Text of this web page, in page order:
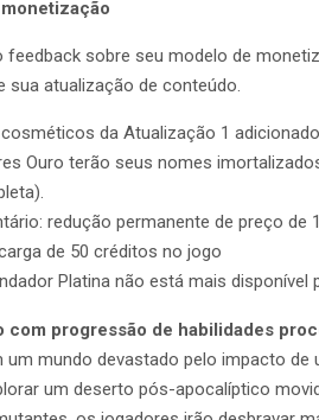
feedback sobre seu modelo de
sua atualização de conteúdo.
da Atualização 1
Ouro terão seus nomes
redução permanente de preço de
de 50 créditos no jogo
Platina não está mais disponível
com progressão de habilidades
um mundo devastado pelo impacto
um deserto pós-apocalíptico